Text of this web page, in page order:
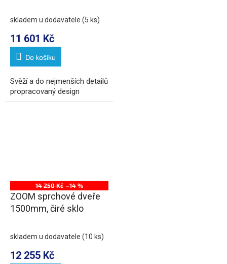
skladem u dodavatele (5 ks)
11 601 Kč
Do košíku
Svěží a do nejmenších detailů
propracovaný design
14 250 Kč –14 %
ZOOM sprchové dveře
1500mm, čiré sklo
skladem u dodavatele (10 ks)
12 255 Kč